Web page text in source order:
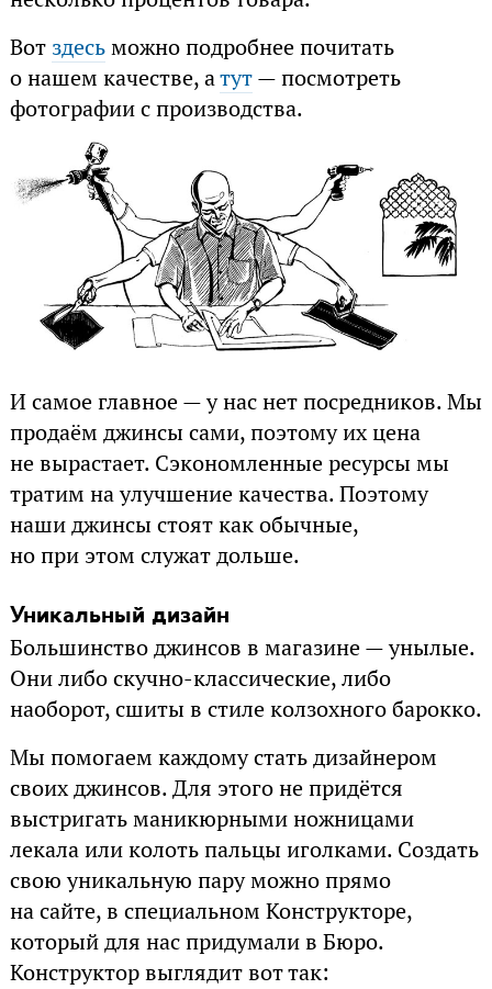
Вот здесьможно подробнее почитать
о нашем качестве, атут— посмотреть
фотографии с производства.
И самое главное — у нас нет посредников. Мы
продаём джинсы сами, поэтому их цена
не вырастает. Сэкономленные ресурсы мы
тратим на улучшение качества. Поэтому
наши джинсы стоят как обычные,
но при этом служат дольше.
Уникальный дизайн
Большинство джинсов в магазине — унылые.
Они либо скучно-классические, либо
наоборот, сшиты в стиле колзохного барокко.
Мы помогаем каждому стать дизайнером
своих джинсов. Для этого не придётся
выстригать маникюрными ножницами
лекала или колоть пальцы иголками. Создать
свою уникальную пару можно прямо
на сайте, в специальном Конструкторе,
который для нас придумали в Бюро.
Конструктор выглядит вот так: